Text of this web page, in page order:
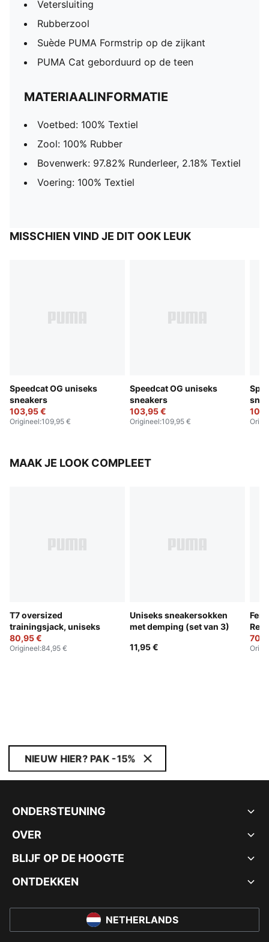
Vetersluiting
Rubberzool
Suède PUMA Formstrip op de zijkant
PUMA Cat geborduurd op de teen
MATERIAALINFORMATIE
Voetbed: 100% Textiel
Zool: 100% Rubber
Bovenwerk: 97.82% Runderleer, 2.18% Textiel
Voering: 100% Textiel
MISSCHIEN VIND JE DIT OOK LEUK
Speedcat OG uniseks
sneakers
103,95 €
Origineel:109,95 €
Speedcat OG uniseks
sneakers
103,95 €
Origineel:109,95 €
MAAK JE LOOK COMPLEET
T7 oversized
trainingsjack, uniseks
80,95 €
Origineel:84,95 €
Uniseks sneakersokken
met demping (set van 3)
11,95 €
NIEUW HIER? PAK -15%
ONDERSTEUNING
OVER
BLIJF OP DE HOOGTE
ONTDEKKEN
NETHERLANDS